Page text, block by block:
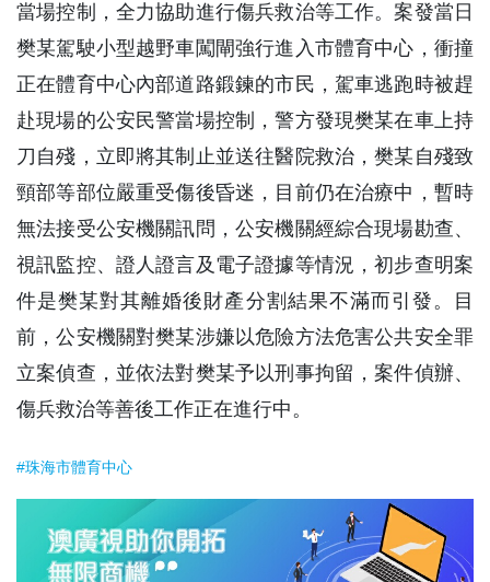
當場控制，全力協助進行傷兵救治等工作。案發當日
樊某駕駛小型越野車闖閘強行進入市體育中心，衝撞
正在體育中心內部道路鍛鍊的市民，駕車逃跑時被趕
赴現場的公安民警當場控制，警方發現樊某在車上持
刀自殘，立即將其制止並送往醫院救治，樊某自殘致
頸部等部位嚴重受傷後昏迷，目前仍在治療中，暫時
無法接受公安機關訊問，公安機關經綜合現場勘查、
視訊監控、證人證言及電子證據等情況，初步查明案
件是樊某對其離婚後財產分割結果不滿而引發。目
前，公安機關對樊某涉嫌以危險方法危害公共安全罪
立案偵查，並依法對樊某予以刑事拘留，案件偵辦、
傷兵救治等善後工作正在進行中。
#珠海市體育中心